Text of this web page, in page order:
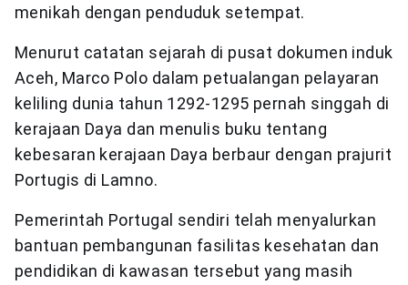
menikah dengan penduduk setempat.
Menurut catatan sejarah di pusat dokumen induk
Aceh, Marco Polo dalam petualangan pelayaran
keliling dunia tahun 1292-1295 pernah singgah di
kerajaan Daya dan menulis buku tentang
kebesaran kerajaan Daya berbaur dengan prajurit
Portugis di Lamno.
Pemerintah Portugal sendiri telah menyalurkan
bantuan pembangunan fasilitas kesehatan dan
pendidikan di kawasan tersebut yang masih